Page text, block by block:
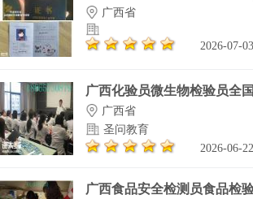
广西省
2026-07-03
广西化验员微生物检验员全
广西省
圣问教育
2026-06-22
广西食品安全检测员食品检